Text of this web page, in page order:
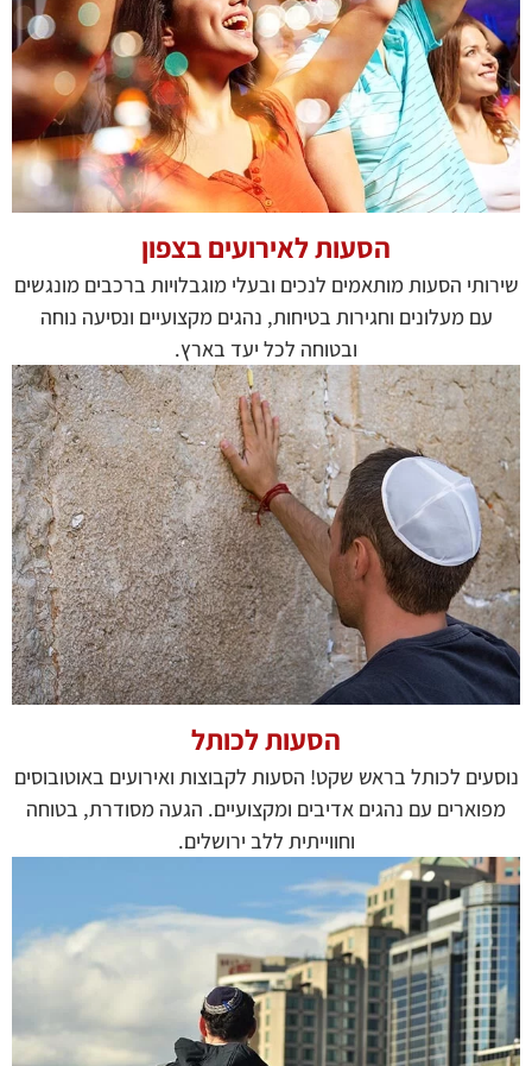
הסעות לאירועים בצפון
שירותי הסעות מותאמים לנכים ובעלי מוגבלויות ברכבים מונגשים
עם מעלונים וחגירות בטיחות, נהגים מקצועיים ונסיעה נוחה
ובטוחה לכל יעד בארץ.
הסעות לכותל
נוסעים לכותל בראש שקט! הסעות לקבוצות ואירועים באוטובוסים
מפוארים עם נהגים אדיבים ומקצועיים. הגעה מסודרת, בטוחה
וחווייתית ללב ירושלים.